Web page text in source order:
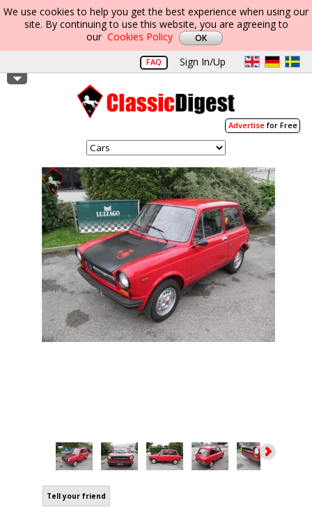
We use cookies to help you get the best experience when using our
site. By continuing to use this website, you are agreeing to
our Cookies Policy
FAQ Sign In/Up
Advertisefor Free
Tell your friend